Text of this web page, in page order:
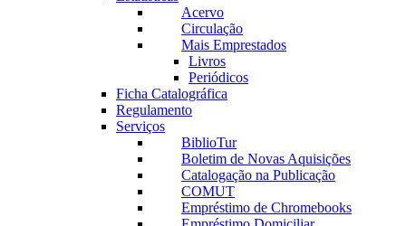
Acervo
Circulação
Mais Emprestados
Livros
Periódicos
Ficha Catalográfica
Regulamento
Serviços
BiblioTur
Boletim de Novas Aquisições
Catalogação na Publicação
COMUT
Empréstimo de Chromebooks